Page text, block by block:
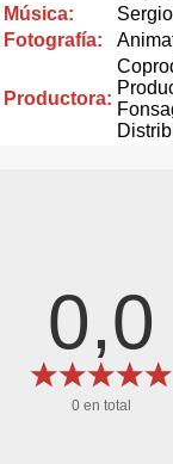
Música:
Fotografía:
Productora:
0,0
0 en total